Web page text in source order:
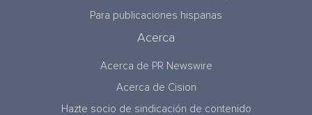
Para publicaciones hispanas
Acerca
Acerca de PR Newswire
Acerca de Cision
Hazte socio de sindicación de contenido